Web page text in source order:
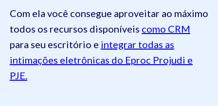
Com ela você consegue aproveitar ao máximo
todos os recursos disponíveis como CRM
para seu escritório e integrar todas as
intimações eletrônicas do Eproc Projudi e
PJE.